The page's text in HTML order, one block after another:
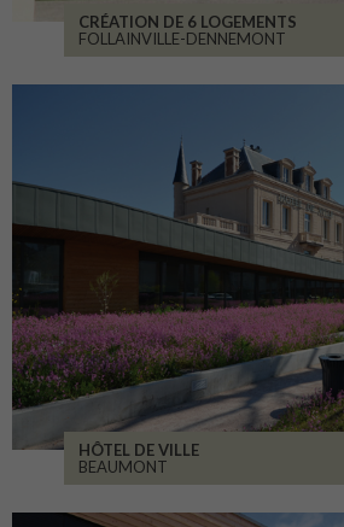
CRÉATION DE 6 LOGEMENTS
FOLLAINVILLE-DENNEMONT
HÔTEL DE VILLE
BEAUMONT